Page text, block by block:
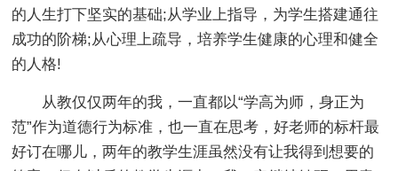
的人生打下坚实的基础;从学业上指导，为学生搭建通往
成功的阶梯;从心理上疏导，培养学生健康的心理和健全
的人格!
从教仅仅两年的我，一直都以“学高为师，身正为
范”作为道德行为标准，也一直在思考，好老师的标杆最
好订在哪儿，两年的教学生涯虽然没有让我得到想要的